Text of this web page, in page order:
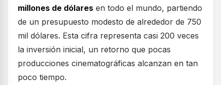
millones de dólares en todo el mundo, partiendo
de un presupuesto modesto de alrededor de 750
mil dólares. Esta cifra representa casi 200 veces
la inversión inicial, un retorno que pocas
producciones cinematográficas alcanzan en tan
poco tiempo.